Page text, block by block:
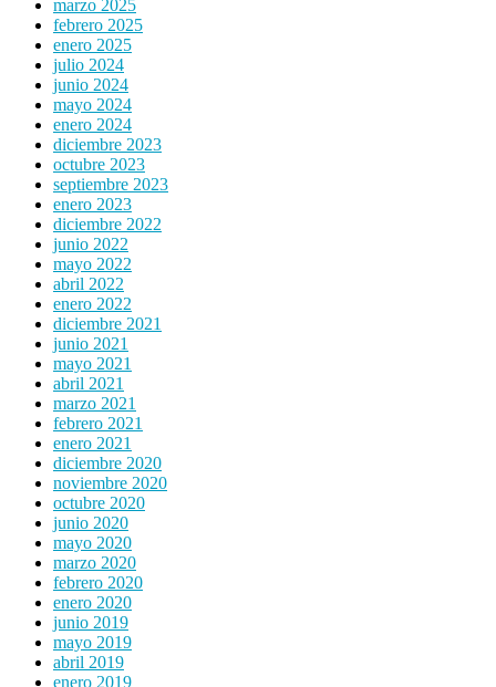
marzo 2025
febrero 2025
enero 2025
julio 2024
junio 2024
mayo 2024
enero 2024
diciembre 2023
octubre 2023
septiembre 2023
enero 2023
diciembre 2022
junio 2022
mayo 2022
abril 2022
enero 2022
diciembre 2021
junio 2021
mayo 2021
abril 2021
marzo 2021
febrero 2021
enero 2021
diciembre 2020
noviembre 2020
octubre 2020
junio 2020
mayo 2020
marzo 2020
febrero 2020
enero 2020
junio 2019
mayo 2019
abril 2019
enero 2019